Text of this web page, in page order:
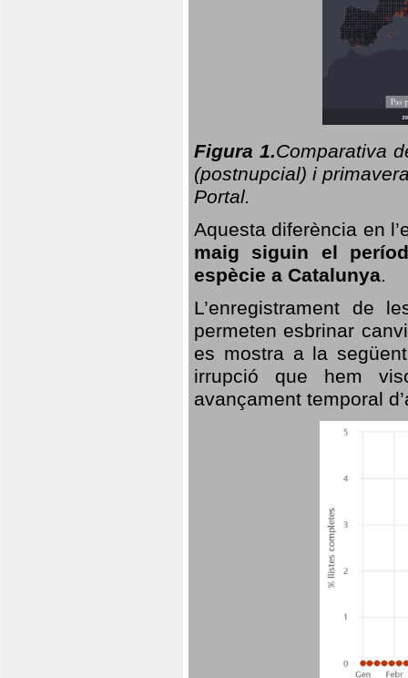
Figura 1.Comparativa
(postnupcial) i
Portal.
Aquesta diferència en
maig siguin el
espècie a Catalunya.
L’enregistrament de
permeten esbrinar
es mostra a la
irrupció que hem
avançament temporal